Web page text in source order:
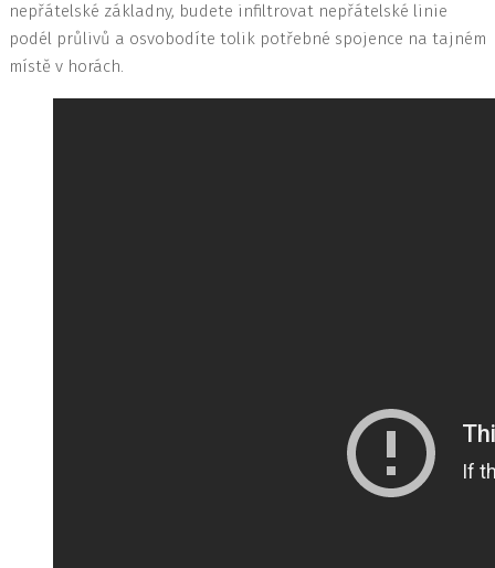
nepřátelské základny, budete infiltrovat nepřátelské linie
podél průlivů a osvobodíte tolik potřebné spojence na tajném
místě v horách.